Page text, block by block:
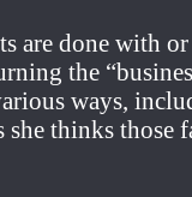
are done with
the
ways,
thinks those